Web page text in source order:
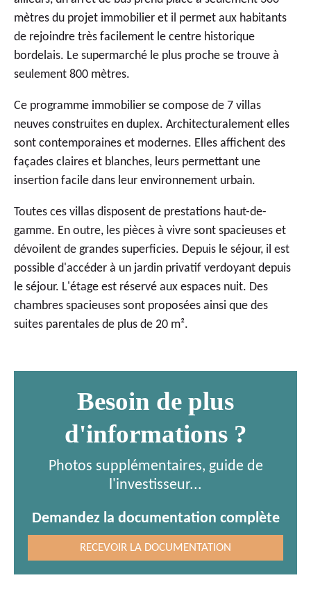
mètres du projet immobilier et il permet aux habitants
de rejoindre très facilement le centre historique
bordelais. Le supermarché le plus proche se trouve à
seulement 800 mètres.
Ce programme immobilier se compose de 7 villas
neuves construites en duplex. Architecturalement elles
sont contemporaines et modernes. Elles affichent des
façades claires et blanches, leurs permettant une
insertion facile dans leur environnement urbain.
Toutes ces villas disposent de prestations haut-de-
gamme. En outre, les pièces à vivre sont spacieuses et
dévoilent de grandes superficies. Depuis le séjour, il est
possible d'accéder à un jardin privatif verdoyant depuis
le séjour. L'étage est réservé aux espaces nuit. Des
chambres spacieuses sont proposées ainsi que des
suites parentales de plus de 20 m².
Besoin de plus
d'informations ?
Photos supplémentaires, guide de
l'investisseur...
Demandez la documentation complète
RECEVOIR LA DOCUMENTATION